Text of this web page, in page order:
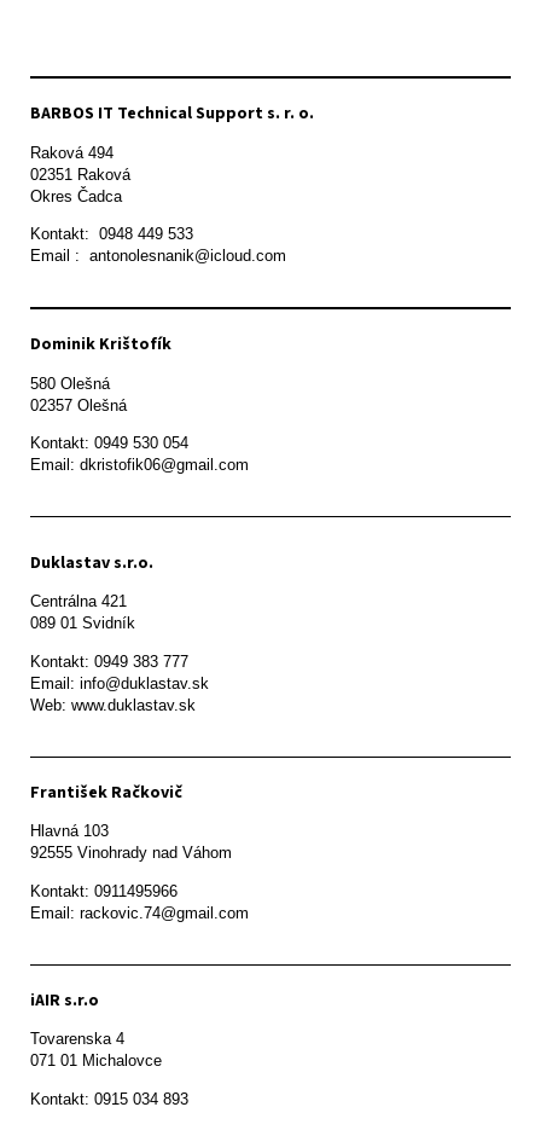
BARBOS IT Technical Support s. r. o.
Raková 494
02351 Raková
Okres Čadca
Kontakt:  0948 449 533
Email :  antonolesnanik@icloud.com
Dominik Krištofík
580 Olešná
Kontakt: 0949 530 054
Email: dkristofik06@gmail.com
Duklastav s.r.o.
Centrálna 421
089 01 Svidník
Kontakt: 0949 383 777
Email: info@duklastav.sk
Web: www.duklastav.sk
František Račkovič
Hlavná 103
92555 Vinohrady nad Váhom
Kontakt: 0911495966
Email: rackovic.74@gmail.com
iAIR s.r.o
Tovarenska 4
071 01 Michalovce